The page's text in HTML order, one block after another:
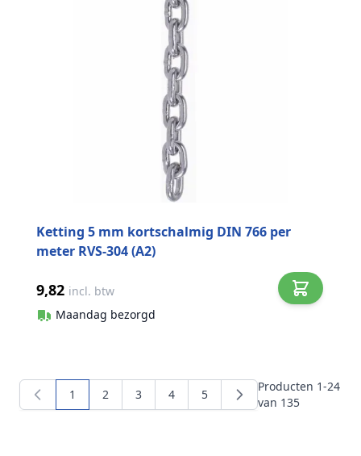
Ketting 5 mm kortschalmig DIN 766 per
meter RVS-304 (A2)
9,82 incl. btw
Maandag bezorgd
Producten 1-24
van 135
U lees momenteel pagina
1 Pagina
2 Pagina
3 Pagina
4 Pagina
5